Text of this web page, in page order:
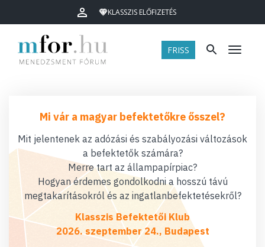
KLASSZIS ELŐFIZETÉS
FRISS Menü
Mi vár a magyar befektetőkre ősszel?
Mit jelentenek az adózási és szabályozási változások
a befektetők számára?
Merre tart az állampapírpiac?
Hogyan érdemes gondolkodni a hosszú távú
megtakarításokról és az ingatlanbefektetésekről?
Klasszis Befektetői Klub
2026. szeptember 24., Budapest